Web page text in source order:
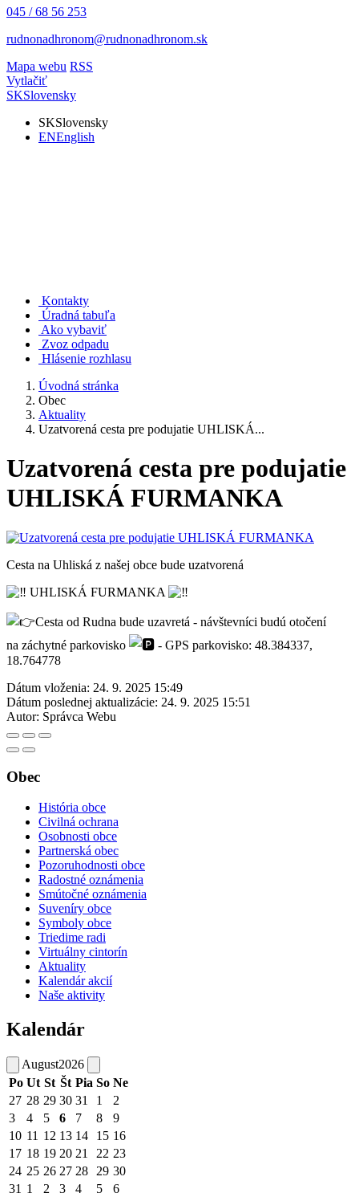
045 / 68 56 253
rudnonadhronom@rudnonadhronom.sk
Mapa webu RSS
Vytlačiť
SKSlovensky
SKSlovensky
ENEnglish
Kontakty
Úradná tabuľa
Ako vybaviť
Zvoz odpadu
Hlásenie rozhlasu
Úvodná stránka
Obec
Aktuality
Uzatvorená cesta pre podujatie UHLISKÁ...
Uzatvorená cesta pre podujatie
UHLISKÁ FURMANKA
Cesta na Uhliská z našej obce bude uzatvorená
UHLISKÁ FURMANKA
Cesta od Rudna bude uzavretá - návštevníci budú otočení
na záchytné parkovisko
- GPS parkovisko: 48.384337,
18.764778
Dátum vloženia: 24. 9. 2025 15:49
Dátum poslednej aktualizácie: 24. 9. 2025 15:51
Autor: Správca Webu
Obec
História obce
Civilná ochrana
Osobnosti obce
Partnerská obec
Pozoruhodnosti obce
Radostné oznámenia
Smútočné oznámenia
Suveníry obce
Symboly obce
Triedime radi
Virtuálny cintorín
Aktuality
Kalendár akcií
Naše aktivity
Kalendár
August2026
Po Ut St Št Pia So Ne
27 28 29 30 31 1
2
3
4 5 6 7 8
9
10 11 12 13 14 15 16
17 18 19 20 21 22 23
24 25 26 27 28 29 30
31 1 2 3 4 5 6